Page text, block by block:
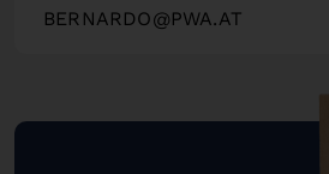
BERNARDO@PWA.AT